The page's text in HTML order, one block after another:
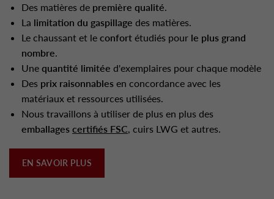
Des matières de première qualité
La limitation du gaspillage des matières.
Le chaussant et le confort étudiés pour le plus grand
nombre
Une quantité limitée d'exemplaires pour chaque modèle
Des prix raisonnables en concordance avec les
matériaux et ressources utilisées.
Nous travaillons à utiliser de plus en plus des
emballages certifiés FSC , cuirs LWG et autres.
EN SAVOIR PLUS